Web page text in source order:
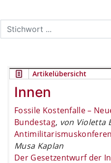
Search
for:
Artikelübersicht
Innen
Fossile Kostenfalle –
Bundestag, von Violetta
Musa Kaplan
Der Gesetzentwurf der